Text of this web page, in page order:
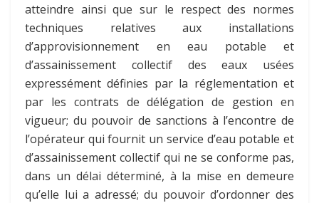
atteindre ainsi que sur le respect des normes
techniques relatives aux installations
d’approvisionnement en eau potable et
d’assainissement collectif des eaux usées
expressément définies par la réglementation et
par les contrats de délégation de gestion en
vigueur; du pouvoir de sanctions à l’encontre de
l’opérateur qui fournit un service d’eau potable et
d’assainissement collectif qui ne se conforme pas,
dans un délai déterminé, à la mise en demeure
qu’elle lui a adressé; du pouvoir d’ordonner des